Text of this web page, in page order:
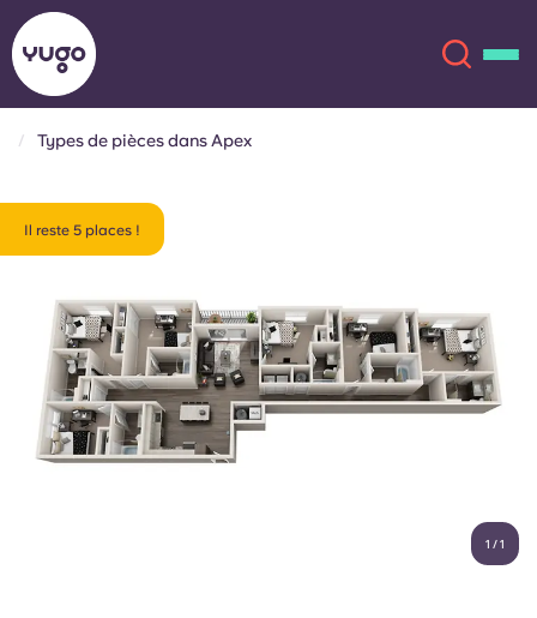
Lieux
Plus
English (US)
Chinese Español
Català Deutsch
Italian
Types de pièces dans Apex
Il reste 5 places !
1 /1